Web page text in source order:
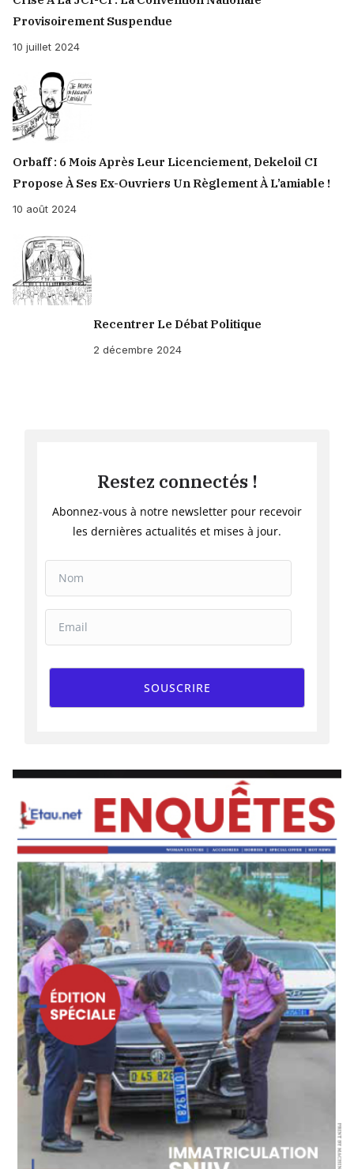
Provisoirement Suspendue
10 juillet 2024
Orbaff : 6 Mois Après Leur Licenciement, Dekeloil CI
Propose À Ses Ex-Ouvriers Un Règlement À L’amiable !
10 août 2024
Recentrer Le Débat Politique
2 décembre 2024
Restez connectés !
Abonnez-vous à notre newsletter pour recevoir
les dernières actualités et mises à jour.
SOUSCRIRE